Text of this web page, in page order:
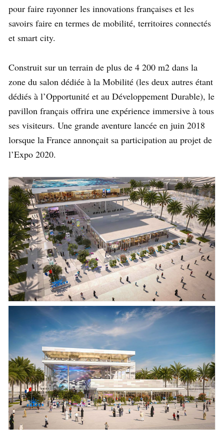
pour faire rayonner les innovations françaises et les
savoirs faire en termes de mobilité, territoires connectés
et smart city.
Construit sur un terrain de plus de 4 200 m2 dans la
zone du salon dédiée à la Mobilité (les deux autres étant
dédiés à l’Opportunité et au Développement Durable), le
pavillon français offrira une expérience immersive à tous
ses visiteurs. Une grande aventure lancée en juin 2018
lorsque la France annonçait sa participation au projet de
l’Expo 2020.